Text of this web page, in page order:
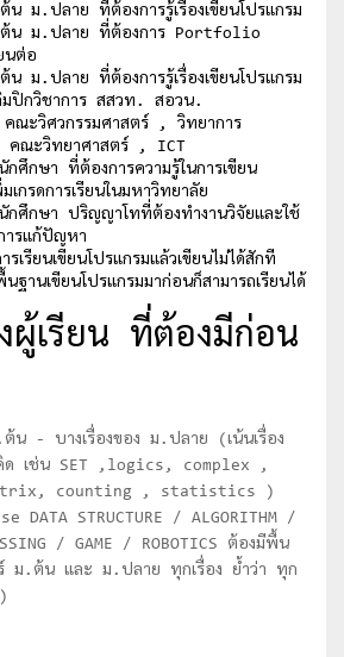
น ม.ปลาย ที่ต้องการรู้เรื่องเขียนโปรแกรม
.ต้น ม.ปลาย ที่ต้องการ Portfolio
นต่อ
น ม.ปลาย ที่ต้องการรู้เรื่องเขียนโปรแกรม
มปิกวิชาการ สสวท. สอวน.
ณะวิศวกรรมศาสตร์ , วิทยาการ
คณะวิทยาศาสตร์ , ICT
ศึกษา ที่ต้องการความรู้ในการเขียน
เกรดการเรียนในมหาวิทยาลัย
ศึกษา ปริญญาโทที่ต้องทำงานวิจัยและใช้
ารแก้ปัญหา
เรียนเขียนโปรแกรมแล้วเขียนไม่ได้สักที
นฐานเขียนโปรแกรมมาก่อนก็สามารถเรียนได้
ผู้เรียน ที่ต้องมีก่อน
น - บางเรื่องของ ม.ปลาย (เน้นเรื่อง
ด เช่น SET ,logics, complex ,
counting , statistics )
DATA STRUCTURE / ALGORITHM /
/ GAME / ROBOTICS ต้องมีพื้น
ม.ต้น และ ม.ปลาย ทุกเรื่อง ย้ำว่า ทุก